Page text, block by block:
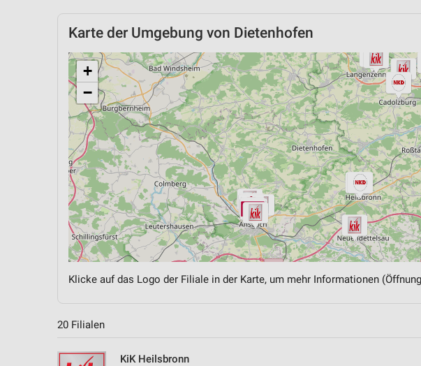
Karte der Umgebung von Dietenhofen
+
−
Klicke auf das Logo der Filiale in der Karte, um mehr Informationen
20 Filialen
KiK Heilsbronn